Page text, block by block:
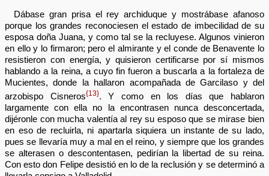
Dábase gran prisa el rey archiduque y mostrábase afanoso
porque los grandes reconociesen el estado de imbecilidad de su
esposa doña Juana, y como tal se la recluyese. Algunos vinieron
en ello y lo firmaron; pero el almirante y el conde de Benavente lo
resistieron con energía, y quisieron certificarse por sí mismos
hablando a la reina, a cuyo fin fueron a buscarla a la fortaleza de
Mucientes, donde la hallaron acompañada de Garcilaso y del
arzobispo Cisneros{13}. Y como en los días que hablaron
largamente con ella no la encontrasen nunca desconcertada,
dijéronle con mucha valentía al rey su esposo que se mirase bien
en eso de recluirla, ni apartarla siquiera un instante de su lado,
pues se llevaría muy a mal en el reino, y siempre que los grandes
se alterasen o descontentasen, pedirían la libertad de su reina.
Con esto don Felipe desistió en lo de la reclusión y se determinó a